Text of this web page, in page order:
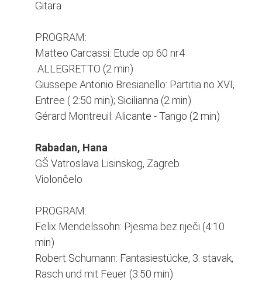
Gitara
PROGRAM:
Matteo Carcassi: Etude op 60 nr4
ALLEGRETTO (2 min)
Giussepe Antonio Bresianello: Partitia no XVI,
Entree ( 2:50 min); Sicilianna (2 min)
Gérard Montreuil: Alicante - Tango (2 min)
Rabadan, Hana
GŠ Vatroslava Lisinskog, Zagreb
Violončelo
PROGRAM:
Felix Mendelssohn: Pjesma bez riječi (4:10
min)
Robert Schumann: Fantasiestücke, 3. stavak,
Rasch und mit Feuer (3:50 min)